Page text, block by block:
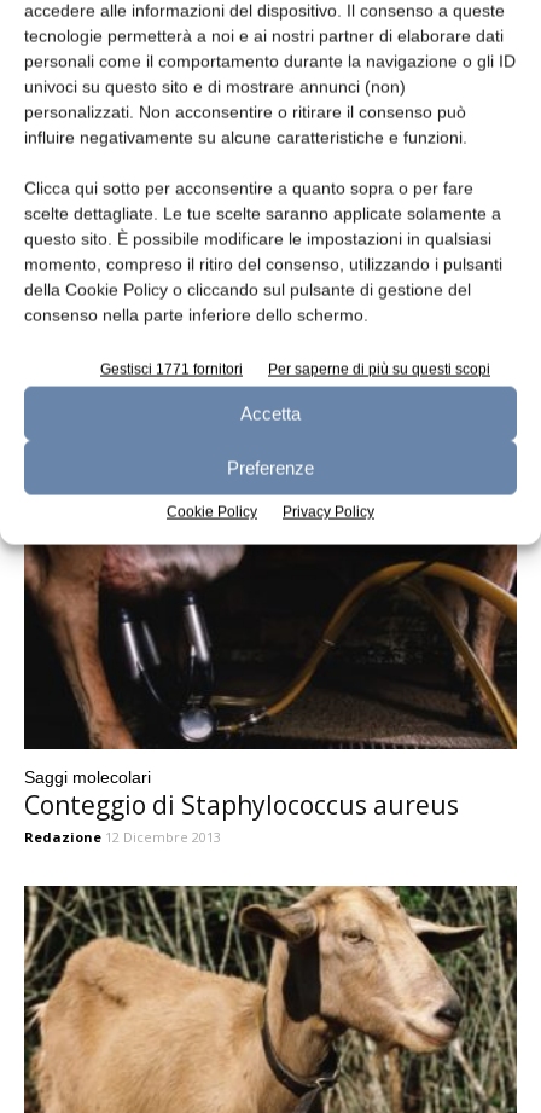
accedere alle informazioni del dispositivo. Il consenso a queste
tecnologie permetterà a noi e ai nostri partner di elaborare dati
personali come il comportamento durante la navigazione o gli ID
univoci su questo sito e di mostrare annunci (non)
personalizzati. Non acconsentire o ritirare il consenso può
influire negativamente su alcune caratteristiche e funzioni.
Clicca qui sotto per acconsentire a quanto sopra o per fare
scelte dettagliate. Le tue scelte saranno applicate solamente a
questo sito. È possibile modificare le impostazioni in qualsiasi
momento, compreso il ritiro del consenso, utilizzando i pulsanti
della Cookie Policy o cliccando sul pulsante di gestione del
consenso nella parte inferiore dello schermo.
Gestisci 1771 fornitori Per saperne di più su questi scopi
Accetta
Preferenze
Cookie Policy Privacy Policy
Identificare sottospecie di Lactococcus
lactis
Redazione 22 Gennaio 2014
Saggi molecolari
Identificazione di lieviti in latte
Saggi molecolari
Conteggio di Staphylococcus aureus
Redazione 12 Dicembre 2013